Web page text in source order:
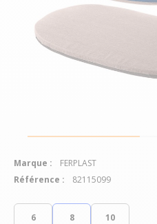
6 8 10
Marque :
FERPLAST
Référence :
82115099